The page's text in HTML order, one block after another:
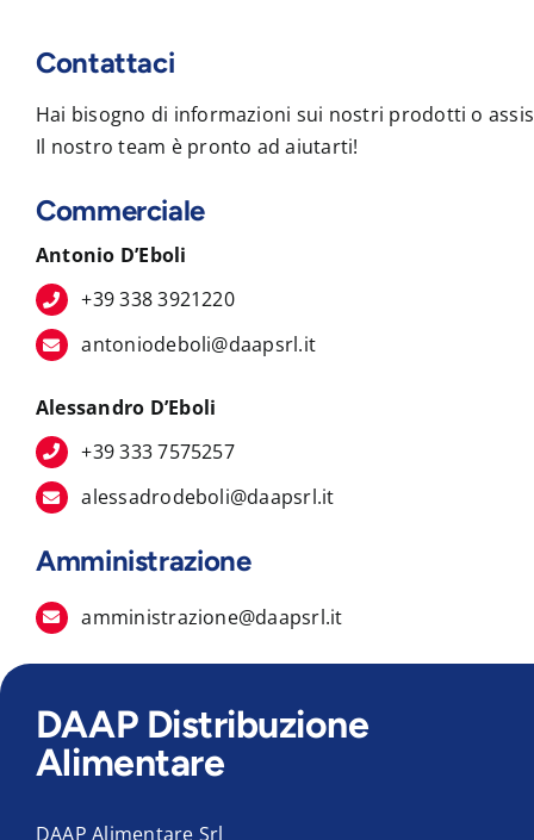
Contattaci
Hai bisogno di informazioni sui nostri prodotti o
Il nostro team è pronto ad aiutarti!
Commerciale
Antonio D’Eboli
+39 338 3921220
antoniodeboli@daapsrl.it
Alessandro D’Eboli
+39 333 7575257
alessadrodeboli@daapsrl.it
Amministrazione
amministrazione@daapsrl.it
DAAP Distribuzione
Alimentare
DAAP Alimentare Srl